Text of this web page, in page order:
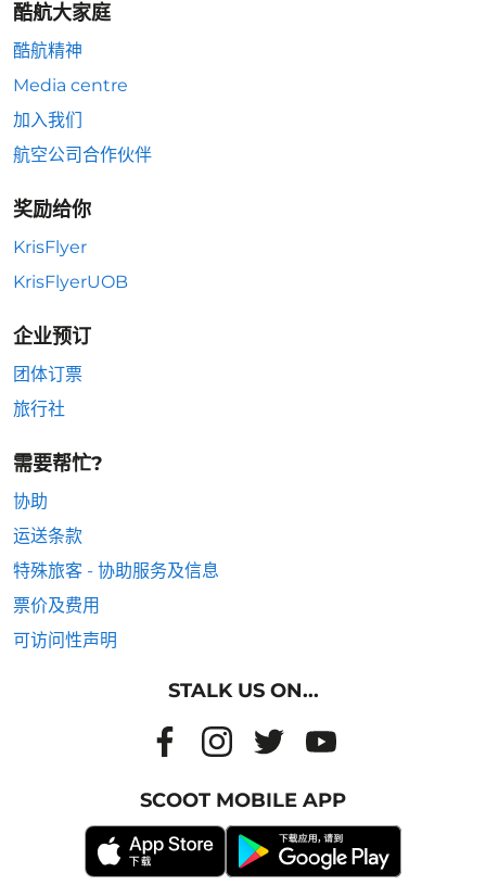
酷航大家庭
酷航精神
Media centre
加入我们
航空公司合作伙伴
奖励给你
KrisFlyer
KrisFlyerUOB
企业预订
团体订票
旅行社
需要帮忙?
协助
运送条款
特殊旅客 - 协助服务及信息
票价及费用
可访问性声明
STALK US ON...
SCOOT MOBILE APP